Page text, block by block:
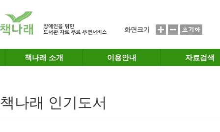
화면크기
책나래 소개 이용안내 자료검색
책나래 인기도서